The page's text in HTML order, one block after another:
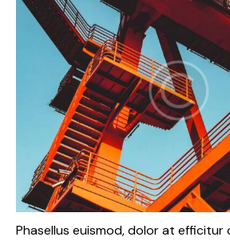
Phasellus euismod, dolor at efficitur